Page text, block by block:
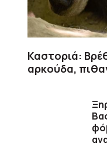
Καστοριά:
αρκούδα,